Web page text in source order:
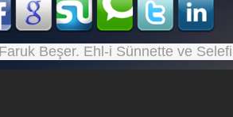
Beşer. Ehl-i Sünnette ve